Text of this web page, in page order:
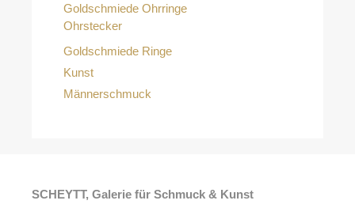
Goldschmiede Ohrringe
Ohrstecker
Goldschmiede Ringe
Kunst
Männerschmuck
SCHEYTT, Galerie für Schmuck & Kunst